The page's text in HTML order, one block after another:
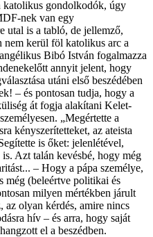
katolikus gondolkodók, úgy
nek van egy
utal is a tabló, de jellemző,
nem kerül föl katolikus arc a
Bibó István fogalmazza
annyit jelent, hogy
utáni első beszédében
– és pontosan tudja, hogy a
át fogja alakítani Kelet-
„Megértette a
kényszerítetteket, az ateista
is őket: jelenlétével,
Azt talán kevésbé, hogy még
– Hogy a pápa személye,
még (beleértve politikai és
milyen mértékben járult
az olyan kérdés, amire nincs
hív – és arra, hogy saját
el a beszédben.